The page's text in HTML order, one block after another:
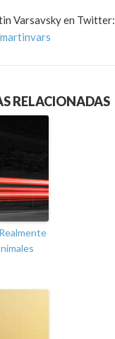
Varsavsky en Twitter:
RELACIONADAS